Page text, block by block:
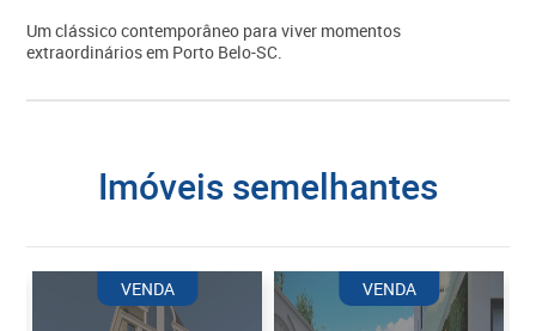
Um clássico contemporâneo para viver momentos
extraordinários em Porto Belo-SC.
imóveis semelhantes
VENDA VENDA